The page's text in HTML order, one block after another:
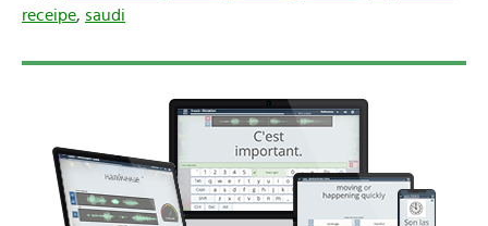
receipe, saudi